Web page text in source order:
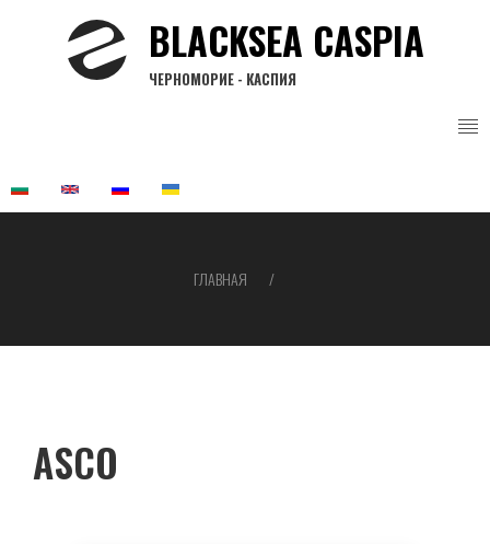
BLACKSEA CASPIA
ЧЕРНОМОРИЕ - КАСПИЯ
навигации
ГЛАВНАЯ
ASCO